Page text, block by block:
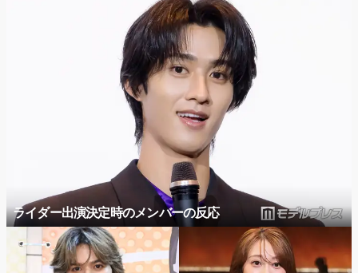
ライダー出演決定時のメンバーの反応